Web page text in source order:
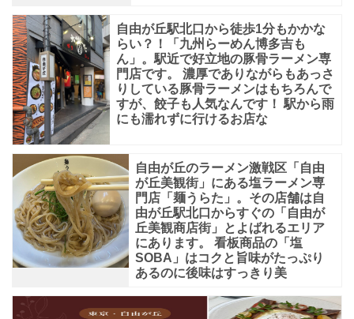
自由が丘駅北口から徒歩1分もかかな
らい？！「九州らーめん博多吉も
ん」。駅近で好立地の豚骨ラーメン専
門店です。 濃厚でありながらもあっさ
りしている豚骨ラーメンはもちろんで
すが、餃子も人気なんです！ 駅から雨
にも濡れずに行けるお店な
自由が丘のラーメン激戦区「自由
が丘美観街」にある塩ラーメン専
門店「麺うらた」。その店舗は自
由が丘駅北口からすぐの「自由が
丘美観商店街」とよばれるエリア
にあります。 看板商品の「塩
SOBA」はコクと旨味がたっぷり
あるのに後味はすっきり美